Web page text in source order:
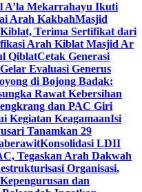
A’la Mekarrahayu Ikuti
Arah KakbahMasjid
Terima Sertifikat dari
Arah Kiblat Masjid Ar
QiblatCetak Generasi
Evaluasi Generus
di Bojong Badak:
Rawat Kebersihan
dan PAC Giri
Kegiatan KeagamaanIsi
Tanamkan 29
Konsolidasi LDII
Tegaskan Arah Dakwah
Organisasi,
dan